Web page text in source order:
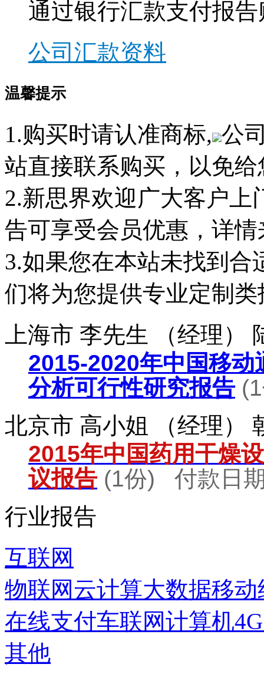
通过银行汇款支付报
公司汇款资料
温馨提示
1.购买时请认准商标, 公
站直接联系购买，以免
2.新思界欢迎广大客户
告可享受会员优惠，详
3.如果您在本站未找到
们将为您提供专业定制类
上海市 李先生 （经理）
2015-2020年中国移
分析可行性研究报告(1
北京市 高小姐 （经理）
2015年中国药用干燥
议报告 (1份) 付款日
行业报告
互联网
物联网 云计算大数据移动
在线支付车联网计算机
其他